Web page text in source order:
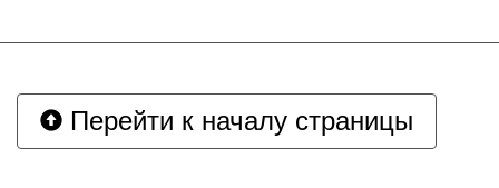
Перейти к началу страницы